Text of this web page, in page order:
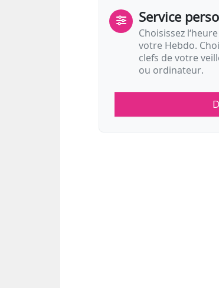
Service
Choisissez
votre Hebdo.
clefs de votre
ou ordinateur.